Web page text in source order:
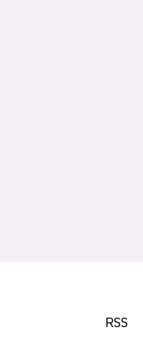
RSS